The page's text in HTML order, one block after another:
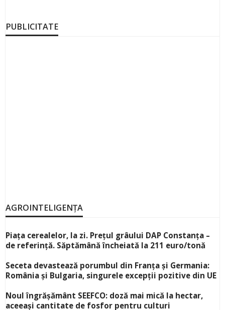
PUBLICITATE
AGROINTELIGENȚA
Piața cerealelor, la zi. Prețul grâului DAP Constanța –
de referință. Săptămână încheiată la 211 euro/tonă
Seceta devastează porumbul din Franța și Germania:
România și Bulgaria, singurele excepții pozitive din UE
Noul îngrășământ SEEFCO: doză mai mică la hectar,
aceeași cantitate de fosfor pentru culturi